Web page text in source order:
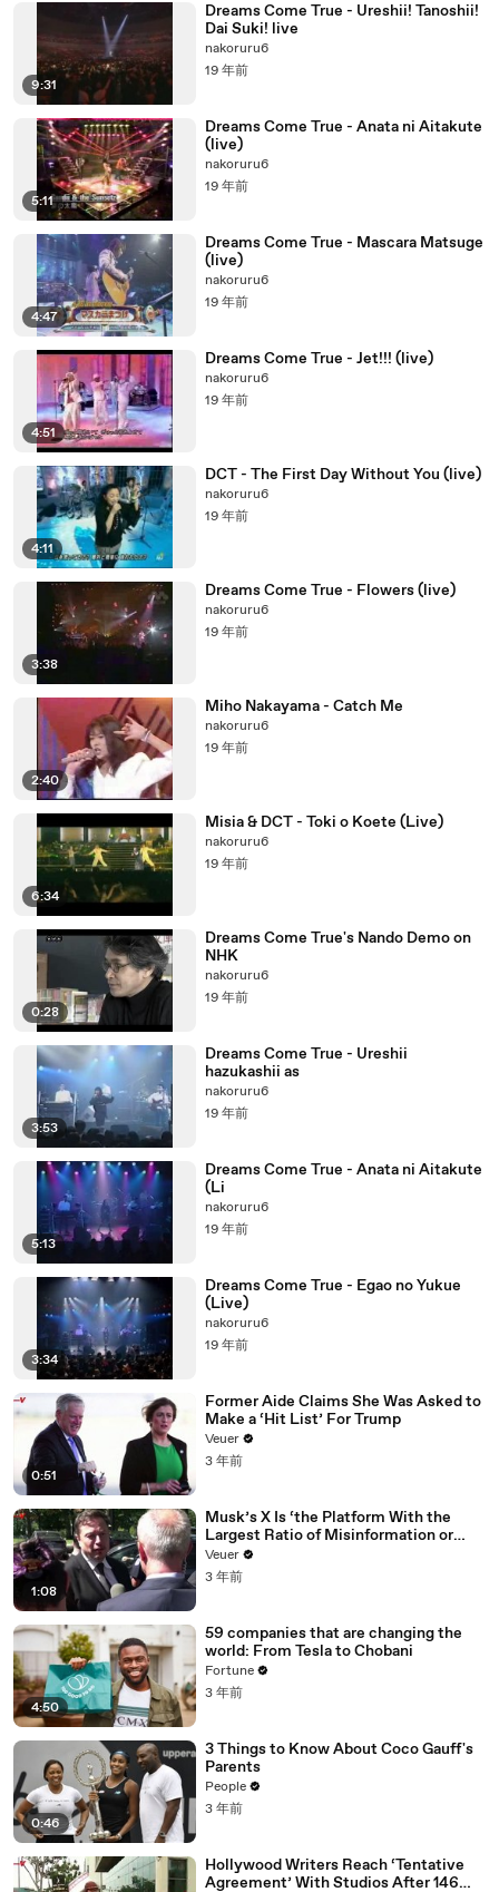
9:31
Dreams Come True - Ureshii! Tanoshii!
Dai Suki! live
nakoruru6
19 年前
5:11
Dreams Come True - Anata ni Aitakute
(live)
nakoruru6
19 年前
4:47
Dreams Come True - Mascara Matsuge
(live)
nakoruru6
19 年前
4:51
Dreams Come True - Jet!!! (live)
nakoruru6
19 年前
4:11
DCT - The First Day Without You (live)
nakoruru6
19 年前
3:38
Dreams Come True - Flowers (live)
nakoruru6
19 年前
2:40
Miho Nakayama - Catch Me
nakoruru6
19 年前
6:34
Misia & DCT - Toki o Koete (Live)
nakoruru6
19 年前
0:28
Dreams Come True's Nando Demo on
NHK
nakoruru6
19 年前
3:53
Dreams Come True - Ureshii
hazukashii as
nakoruru6
19 年前
5:13
Dreams Come True - Anata ni Aitakute
(Li
nakoruru6
19 年前
3:34
Dreams Come True - Egao no Yukue
(Live)
nakoruru6
19 年前
0:51
Former Aide Claims She Was Asked to
Make a ‘Hit List’ For Trump
Veuer
3 年前
1:08
Musk’s X Is ‘the Platform With the
Largest Ratio of Misinformation or
Disinformation’ Amongst All Social
Media Platforms
Veuer
3 年前
4:50
59 companies that are changing the
world: From Tesla to Chobani
Fortune
3 年前
0:46
3 Things to Know About Coco Gauff's
Parents
People
3 年前
Hollywood Writers Reach ‘Tentative
Agreement’ With Studios After 146